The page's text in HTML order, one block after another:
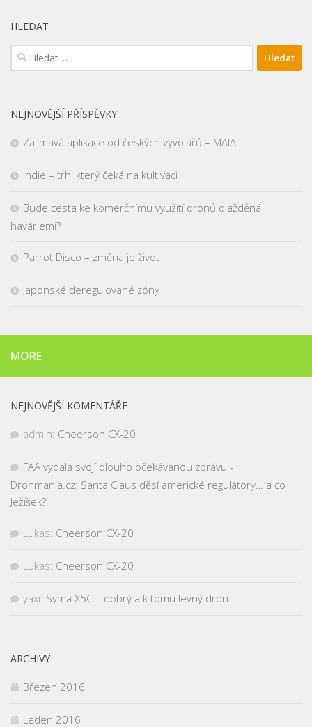
HLEDAT
Vyhledávání
NEJNOVĚJŠÍ PŘÍSPĚVKY
Zajímavá aplikace od českých vyvojářů – MAIA
Indie – trh, který čeká na kultivaci
Bude cesta ke komerčnímu využití dronů dlážděná
haváriemi?
Parrot Disco – změna je život
Japonské deregulované zóny
MORE
NEJNOVĚJŠÍ KOMENTÁŘE
admin: Cheerson CX-20
FAA vydala svojí dlouho očekávanou zprávu -
Dronmania.cz: Santa Claus děsí americké regulátory… a co
Ježíšek?
Lukas: Cheerson CX-20
Lukas: Cheerson CX-20
yaxi: Syma X5C – dobrý a k tomu levný dron
ARCHIVY
Březen 2016
Leden 2016